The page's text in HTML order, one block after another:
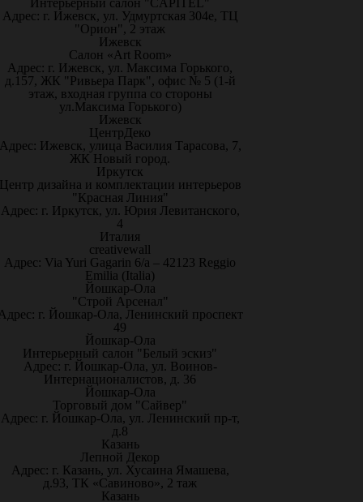
Интерьерный салон "CAPITEL"
Адрес: г. Ижевск, ул. Удмуртская 304е, ТЦ
"Орион", 2 этаж
Ижевск
Салон «Art Room»
Адрес: г. Ижевск, ул. Максима Горького,
д.157, ЖК "Ривьера Парк", офис № 5 (1-й
этаж, входная группа со стороны
ул.Максима Горького)
Ижевск
ЦентрДеко
Ижевск, улица Василия Тарасова, 7,
ЖК Новый город.
Иркутск
дизайна и комплектации интерьеров
"Красная Линия"
Адрес: г. Иркутск, ул. Юрия Левитанского,
4
Италия
creativewall
Адрес: Via Yuri Gagarin 6/a – 42123 Reggio
Emilia (Italia)
Йошкар-Ола
"Строй Арсенал"
г. Йошкар-Ола, Ленинский проспект
49
Йошкар-Ола
Интерьерный салон "Белый эскиз"
Адрес: г. Йошкар-Ола, ул. Воинов-
Интернационалистов, д. 36
Йошкар-Ола
Торговый дом "Сайвер"
Адрес: г. Йошкар-Ола, ул. Ленинский пр-т,
д.8
Казань
Лепной Декор
Адрес: г. Казань, ул. Хусаина Ямашева,
д.93, ТК «Савиново», 2 таж
Казань